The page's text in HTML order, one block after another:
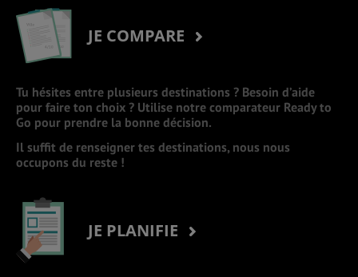
JE COMPARE
Tu hésites entre plusieurs destinations ? Besoin d’aide
pour faire ton choix ? Utilise notre comparateur Ready to
Go pour prendre la bonne décision.
Il suffit de renseigner tes destinations, nous nous
occupons du reste !
JE PLANIFIE